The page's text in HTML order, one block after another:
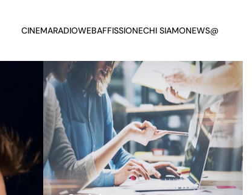
CINEMARADIOWEBAFFISSIONECHI SIAMONEWS@